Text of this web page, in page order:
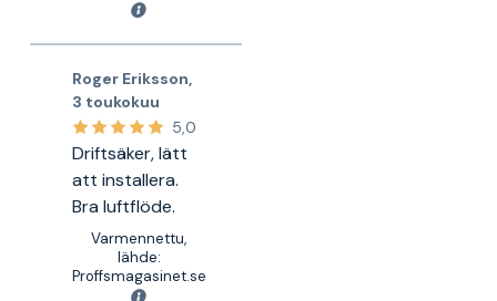
Roger Eriksson
3 toukokuu
5,0
Driftsäker, lätt
att installera.
Bra luftflöde.
Varmennettu,
lähde:
Proffsmagasinet.se